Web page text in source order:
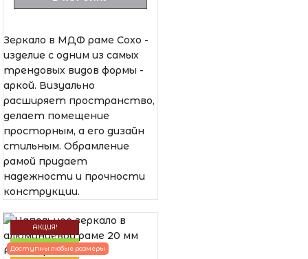
Зеркало в МДФ раме Сохо -
изделие с одним из самых
трендовых видов формы -
аркой. Визуально
расширяет пространство,
делает помещение
просторным, а его дизайн
стильным. Обрамление
рамой придает
надежности и прочности
конструкции.
АКЦИЯ!
НОВИНКА
Доступны любые размеры